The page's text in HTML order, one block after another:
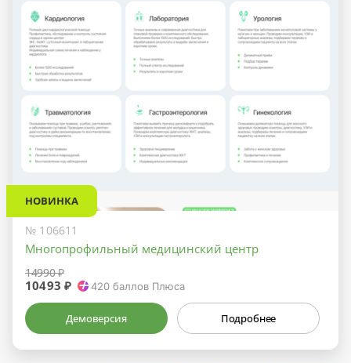
НОВИНКА
№ 106611
Многопрофильный медицинский центр
14990 ₽
10493 ₽ 420 баллов Плюса
Демоверсия Подробнее